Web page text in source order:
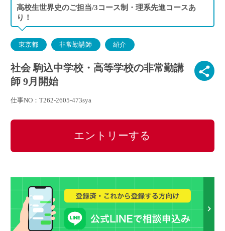
高校生世界史のご担当/3コース制・理系先進コースあ
り！
東京都 非常勤講師 紹介
社会 駒込中学校・高等学校の非常勤講
師 9月開始
仕事NO：T262-2605-473sya
エントリーする